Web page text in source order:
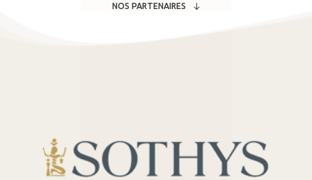
NOS PARTENAIRES